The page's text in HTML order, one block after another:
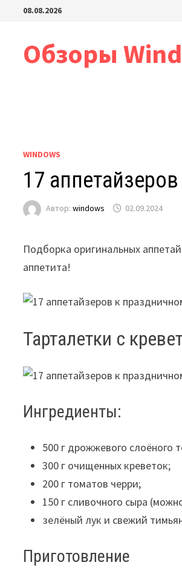
Перейти
содержимому
08.08.2026
Обзоры
WINDOWS
17
Автор:windows 02.09.2024
Подборка оригинальных
аппетита!
Тарталетки с
Ингредиенты:
500 г дрожжевого слоёного
300 г очищенных креветок;
200 г томатов черри;
150 г сливочного сыра
зелёный лук и свежий
Приготовление